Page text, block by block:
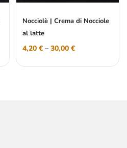
Nocciolè | Crema di Nocciole
al latte
4,20 € – 30,00 €